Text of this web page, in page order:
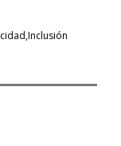
Inclusión